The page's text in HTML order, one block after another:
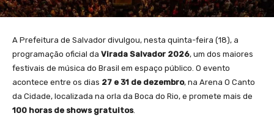
A Prefeitura de Salvador divulgou, nesta quinta-feira (18), a
programação oficial da Virada Salvador 2026, um dos maiores
festivais de música do Brasil em espaço público. O evento
acontece entre os dias 27 e 31 de dezembro, na Arena O Canto
da Cidade, localizada na orla da Boca do Rio, e promete mais de
100 horas de shows gratuitos.